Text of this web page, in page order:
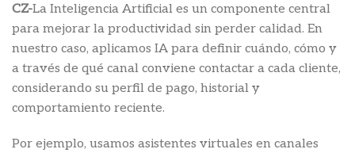
CZ-La Inteligencia Artificial es un componente central
para mejorar la productividad sin perder calidad. En
nuestro caso, aplicamos IA para definir cuándo, cómo y
a través de qué canal conviene contactar a cada cliente,
considerando su perfil de pago, historial y
comportamiento reciente.
Por ejemplo, usamos asistentes virtuales en canales